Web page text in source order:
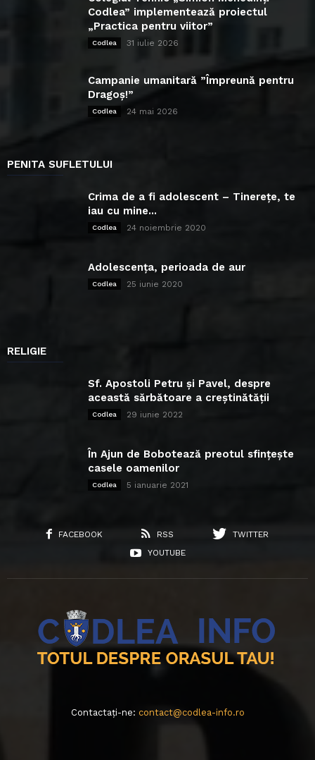
Codlea” implementează proiectul
„Practica pentru viitor”
Codlea 31 iulie 2026
Campanie umanitară ”Împreună pentru
Dragoș!”
Codlea 24 mai 2026
PENITA SUFLETULUI
Crima de a fi adolescent – Tinerețe, te
iau cu mine...
Codlea 24 noiembrie 2020
Adolescența, perioada de aur
Codlea 25 iunie 2020
RELIGIE
Sf. Apostoli Petru și Pavel, despre
această sărbătoare a creștinătății
Codlea 29 iunie 2022
În Ajun de Bobotează preotul sfințește
casele oamenilor
Codlea 5 ianuarie 2021
FACEBOOK RSS
TWITTER
YOUTUBE
Contactați-ne: contact@codlea-info.ro